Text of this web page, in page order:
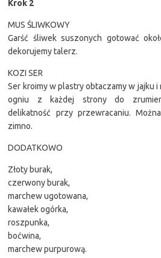
Krok 2
MUS ŚLIWKOWY
Garść śliwek suszonych gotować
dekorujemy talerz.
KOZI SER
Ser kroimy w plastry obtaczamy w jajku i
ogniu z każdej strony do
delikatność przy przewracaniu.
zimno.
DODATKOWO
Złoty burak,
czerwony burak,
marchew ugotowana,
kawałek ogórka,
roszpunka,
boćwina,
marchew purpurową.